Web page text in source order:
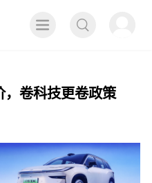
，卷科技更卷政策